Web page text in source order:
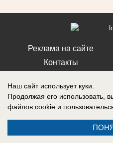
Реклама на сайте
Контакты
Наш сайт использует куки.
Продолжая его использовать,
файлов cookie и